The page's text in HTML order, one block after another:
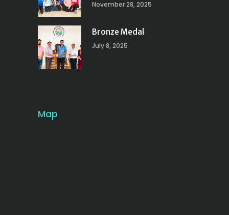
November 28, 2025
Bronze Medal
July 8, 2025
Map